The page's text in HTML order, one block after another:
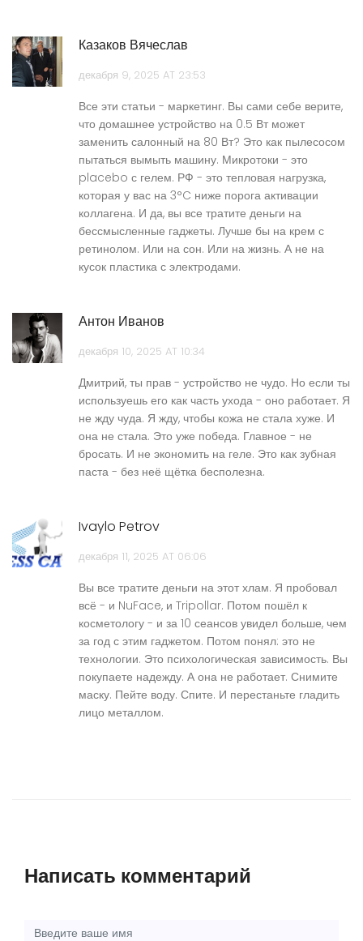
Казаков Вячеслав
декабря 9, 2025 AT 23:53
Все эти статьи - маркетинг. Вы сами себе верите,
что домашнее устройство на 0.5 Вт может
заменить салонный на 80 Вт? Это как пылесосом
пытаться вымыть машину. Микротоки - это
placebo с гелем. РФ - это тепловая нагрузка,
которая у вас на 3°C ниже порога активации
коллагена. И да, вы все тратите деньги на
бессмысленные гаджеты. Лучше бы на крем с
ретинолом. Или на сон. Или на жизнь. А не на
кусок пластика с электродами.
Антон Иванов
декабря 10, 2025 AT 10:34
Дмитрий, ты прав - устройство не чудо. Но если ты
используешь его как часть ухода - оно работает. Я
не жду чуда. Я жду, чтобы кожа не стала хуже. И
она не стала. Это уже победа. Главное - не
бросать. И не экономить на геле. Это как зубная
паста - без неё щётка бесполезна.
Ivaylo Petrov
декабря 11, 2025 AT 06:06
Вы все тратите деньги на этот хлам. Я пробовал
всё - и NuFace, и Tripollar. Потом пошёл к
косметологу - и за 10 сеансов увидел больше, чем
за год с этим гаджетом. Потом понял: это не
технологии. Это психологическая зависимость. Вы
покупаете надежду. А она не работает. Снимите
маску. Пейте воду. Спите. И перестаньте гладить
лицо металлом.
Написать комментарий